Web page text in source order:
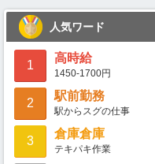
人気ワード
1
高時給
1450-1700円
2
駅前勤務
駅からスグの仕事
3
倉庫倉庫
テキパキ作業